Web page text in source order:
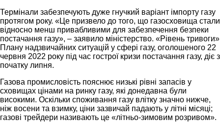
Термінали забезпечують дуже гнучкий варіант імпорту газу
протягом року. «Це призвело до того, що газосховища стали
відносно менш привабливими для забезпечення безпеки
постачання газу», – заявило міністерство. «Рівень тривоги»
Плану надзвичайних ситуацій у сфері газу, оголошеного 22
червня 2022 року під час гострої кризи постачання газу, діє з
початку липня.
Газова промисловість пояснює низькі рівні запасів у
сховищах цінами на ринку газу, які донедавна були
високими. Оскільки споживання газу влітку значно нижче,
ніж восени та взимку, ціни зазвичай падають у літні місяці;
газові трейдери називають це «літньо-зимовим розривом».